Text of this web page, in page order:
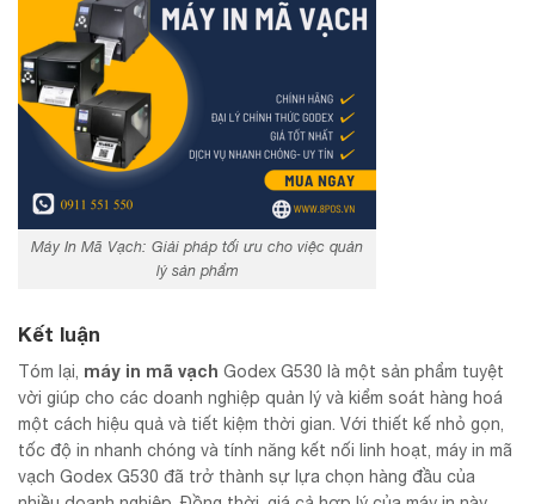
Máy In Mã Vạch: Giải pháp tối ưu cho việc quản
lý sản phẩm
Kết luận
Tóm lại, máy in mã vạch Godex G530 là một sản phẩm tuyệt
vời giúp cho các doanh nghiệp quản lý và kiểm soát hàng hoá
một cách hiệu quả và tiết kiệm thời gian. Với thiết kế nhỏ gọn,
tốc độ in nhanh chóng và tính năng kết nối linh hoạt, máy in mã
vạch Godex G530 đã trở thành sự lựa chọn hàng đầu của